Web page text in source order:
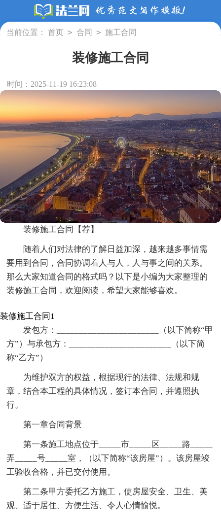
当前位置： 首页 > 合同 > 施工合同
装修施工合同
时间：2025-11-19 16:23:08
装修施工合同【荐】
随着人们对法律的了解日益加深，越来越多事情需
要用到合同，合同协调着人与人，人与事之间的关系。
那么大家知道合同的格式吗？以下是小编为大家整理的
装修施工合同，欢迎阅读，希望大家能够喜欢。
装修施工合同1
发包方：_______________________（以下简称“甲
方”）与承包方：_______________________（以下简
称“乙方”）
为维护双方的权益，根据现行的法律、法规和规
章，结合本工程的具体情况，签订本合同，并遵照执
行。
第一章合同背景
第一条施工地点位于_____市_____区_____路_____
弄_____号_____室，（以下简称“该房屋”）。该房屋竣
工验收合格，并已交付使用。
第二条甲方委托乙方施工，使房屋安全、卫生、美
观、适于居住、方便生活、令人心情愉悦。